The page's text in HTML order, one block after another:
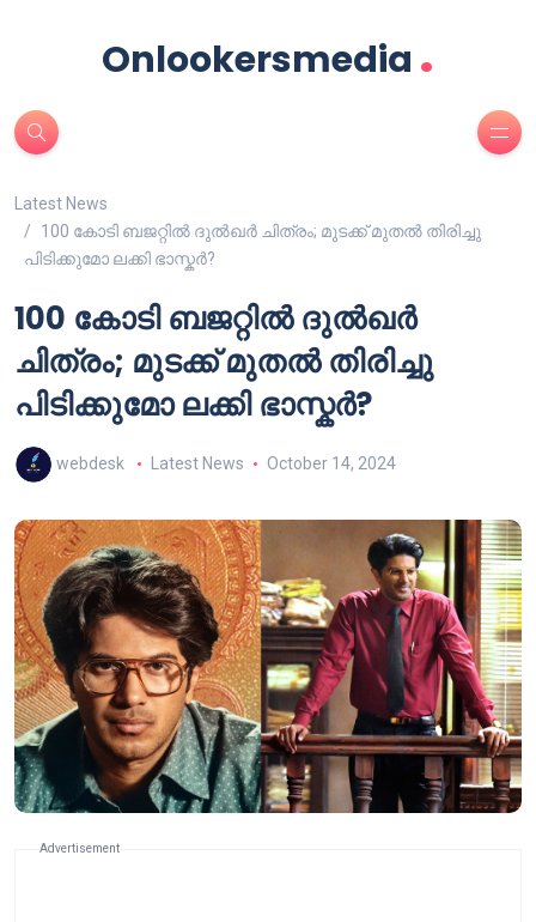
Onlookersmedia .
Latest News
100 കോടി ബജറ്റിൽ ദുൽഖർ ചിത്രം; മുടക്ക് മുതൽ തിരിച്ചു
പിടിക്കുമോ ലക്കി ഭാസ്കർ?
100 കോടി ബജറ്റിൽ ദുൽഖർ
ചിത്രം; മുടക്ക് മുതൽ തിരിച്ചു
പിടിക്കുമോ ലക്കി ഭാസ്കർ?
webdesk Latest News October 14, 2024
Advertisement